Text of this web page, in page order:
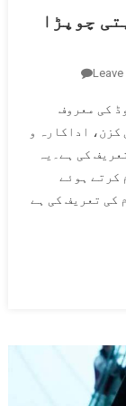
چوپڑا
چوپڑا کو
کزن
پرینیتی
چوپڑا کی
فلم
کی معروف
کزن، اداکارہ و
کی ہے۔یہ
کرتے ہوئے
کی تعریف کی ہے